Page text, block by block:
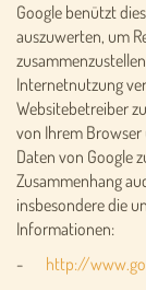
Google benützt
auszuwerten, um
Internetnutzung
Websitebetreiber
von Ihrem
Daten von Google
Zusammenhang
insbesondere die
Informationen:
- http://